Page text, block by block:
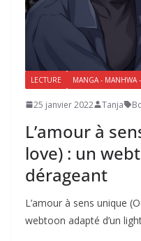
LECTURE MANGA - MANHWA
25 janvier 2022 Tanja
L’amour à
love) : un
dérageant
L’amour à sens unique
webtoon adapté d’un